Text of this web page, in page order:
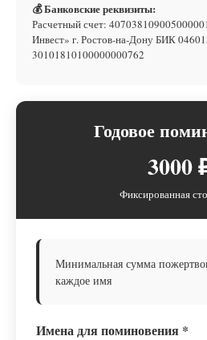
💰 Банковские реквизиты:
Расчетный счет:
Инвест» г. Ростов-на-Дону БИК
30101810100000000762
Годовое
3000
Фиксированная
Минимальная сумма
каждое имя
Имена для поминовения *